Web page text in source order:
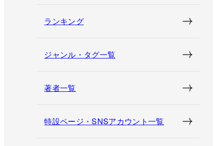
ランキング
ジャンル・タグ一覧
著者一覧
特設ページ・SNSアカウント一覧